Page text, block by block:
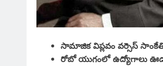
సామాజిక విప్లవం వర్సెస్
రోబో యుగంలో ఉద్యోగాలు